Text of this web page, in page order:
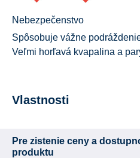
Nebezpečenstvo
Spôsobuje vážne
Veľmi horľavá kvapalina a
Vlastnosti
Pre zistenie ceny a
produktu